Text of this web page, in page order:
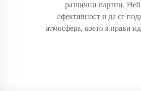
различни партии.
ефективност и да се
атмосфера, което я прави